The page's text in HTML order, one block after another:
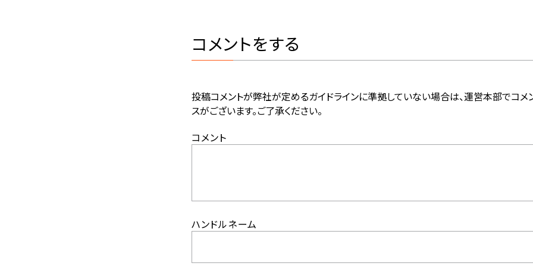
コメントをする
投稿コメントが弊社が定めるガイドラインに準拠していない場合は、運営本部でコメ
スがございます。ご了承ください。
コメント
ハンドルネーム